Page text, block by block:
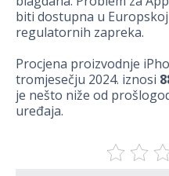
biti dostupna u
regulatornih zapreka.
Procjena proizvodnje
tromjesečju 2024. iznosi
je nešto niže od
uređaja.